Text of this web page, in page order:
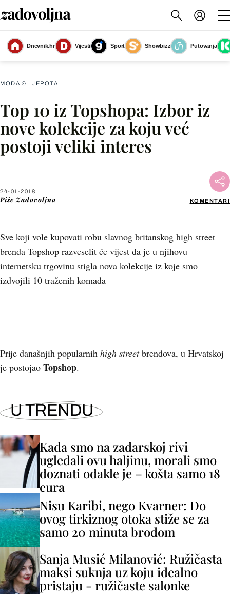
Dnevnik.hr Vijesti Sport Showbizz
Putovanja
Modni komadi iz nove Topshop kolekcije
(Foto: Zadovoljna.hr)
MODA & LJEPOTA
Top 10 iz Topshopa: Izbor iz
nove kolekcije za koju već
postoji veliki interes
24-01-2018
Piše Zadovoljna KOMENTARI
Sve koji vole kupovati robu slavnog britanskog high street
brenda Topshop razveselit će vijest da je u njihovu
internetsku trgovinu stigla nova kolekcije iz koje smo
izdvojili 10 traženih komada
Facebook
X
+8
Prije današnjih popularnih high streetbrendova, u Hrvatskoj
je postojao Topshop.
U TRENDU
Kada smo na zadarskoj rivi
ugledali ovu haljinu, morali smo
doznati odakle je – košta samo 18
eura
Nisu Karibi, nego Kvarner: Do
ovog tirkiznog otoka stiže se za
samo 20 minuta brodom
Sanja Musić Milanović: Ružičasta
maksi suknja uz koju idealno
pristaju - ružičaste salonke